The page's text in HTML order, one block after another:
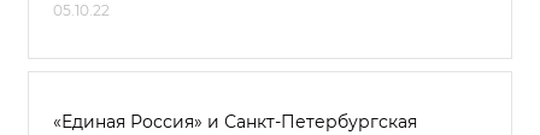
05.10.22
«Единая Россия» и Санкт-Петербургская